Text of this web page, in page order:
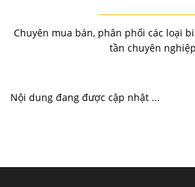
Chuyên mua bán, phân phối các loại
tần chuyên
Nội dung đang được cập nhật ...